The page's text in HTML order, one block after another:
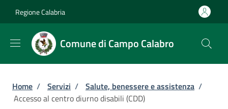
Regione Calabria
Comune di Campo Calabro
Briciole di pane
Home / Servizi / Salute, benessere e assistenza /
Accesso al centro diurno disabili (CDD)